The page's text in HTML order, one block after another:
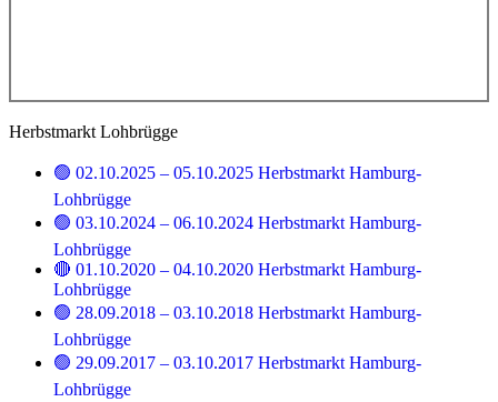
Herbstmarkt Lohbrügge
🟢 02.10.2025 – 05.10.2025 Herbstmarkt Hamburg-
Lohbrügge
🟢 03.10.2024 – 06.10.2024 Herbstmarkt Hamburg-
Lohbrügge
🔴 01.10.2020 – 04.10.2020 Herbstmarkt Hamburg-
Lohbrügge
🟢 28.09.2018 – 03.10.2018 Herbstmarkt Hamburg-
Lohbrügge
🟢 29.09.2017 – 03.10.2017 Herbstmarkt Hamburg-
Lohbrügge